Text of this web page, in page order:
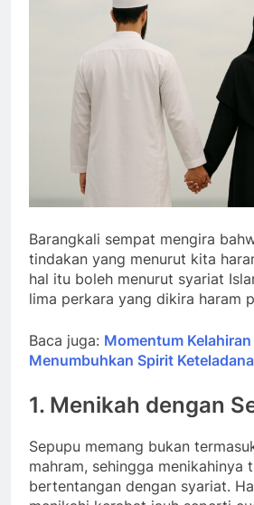
Barangkali sempat mengira
tindakan yang menurut kita
hal itu boleh menurut syariat
lima perkara yang dikira haram
Baca juga: Momentum Kelahiran
Menumbuhkan Spirit
1. Menikah dengan
Sepupu memang bukan
mahram, sehingga menikahinya
bertentangan dengan syariat.